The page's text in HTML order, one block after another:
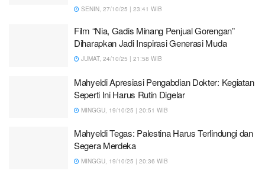
SENIN, 27/10/25 | 23:41 WIB
Film “Nia, Gadis Minang Penjual Gorengan”
Diharapkan Jadi Inspirasi Generasi Muda
JUMAT, 24/10/25 | 21:58 WIB
Mahyeldi Apresiasi Pengabdian Dokter: Kegiatan
Seperti Ini Harus Rutin Digelar
MINGGU, 19/10/25 | 20:51 WIB
Mahyeldi Tegas: Palestina Harus Terlindungi dan
Segera Merdeka
MINGGU, 19/10/25 | 20:36 WIB